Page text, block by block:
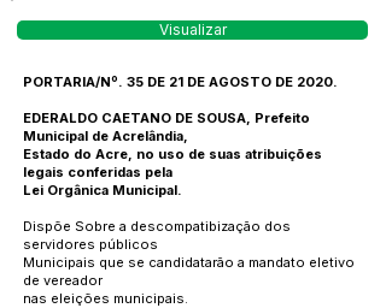
Visualizar
PORTARIA/Nº. 35 DE 21 DE AGOSTO DE 2020.
EDERALDO CAETANO DE SOUSA, Prefeito
Municipal de Acrelândia,
Estado do Acre, no uso de suas atribuições
legais conferidas pela
Lei Orgânica Municipal.
Dispõe Sobre a descompatibização dos
servidores públicos
Municipais que se candidatarão a mandato eletivo
de vereador
nas eleições municipais.